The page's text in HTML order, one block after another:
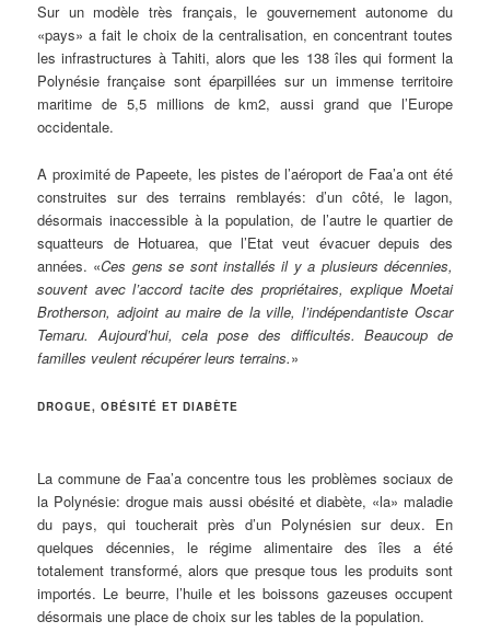
Sur un modèle très français, le gouvernement autonome du
«pays» a fait le choix de la centralisation, en concentrant toutes
les infrastructures à Tahiti, alors que les 138 îles qui forment la
Polynésie française sont éparpillées sur un immense territoire
maritime de 5,5 millions de km2, aussi grand que l’Europe
occidentale.
A proximité de Papeete, les pistes de l’aéroport de Faa’a ont été
construites sur des terrains remblayés: d’un côté, le lagon,
désormais inaccessible à la population, de l’autre le quartier de
squatteurs de Hotuarea, que l’Etat veut évacuer depuis des
années. «Ces gens se sont installés il y a plusieurs décennies,
souvent avec l’accord tacite des propriétaires, explique Moetai
Brotherson, adjoint au maire de la ville, l’indépendantiste Oscar
Temaru. Aujourd’hui, cela pose des difficultés. Beaucoup de
familles veulent récupérer leurs terrains.»
DROGUE, OBÉSITÉ ET DIABÈTE
La commune de Faa’a concentre tous les problèmes sociaux de
la Polynésie: drogue mais aussi obésité et diabète, «la» maladie
du pays, qui toucherait près d’un Polynésien sur deux. En
quelques décennies, le régime alimentaire des îles a été
totalement transformé, alors que presque tous les produits sont
importés. Le beurre, l’huile et les boissons gazeuses occupent
désormais une place de choix sur les tables de la population.